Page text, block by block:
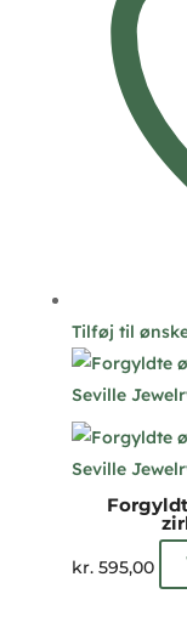
Tilføj til
kr.595,00